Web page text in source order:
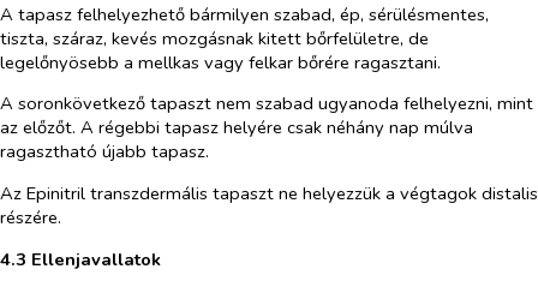
A tapasz felhelyezhető bármilyen szabad, ép, sérülésmentes,
tiszta, száraz, kevés mozgásnak kitett bőrfelületre, de
legelőnyösebb a mellkas vagy felkar bőrére ragasztani.
A soronkövetkező tapaszt nem szabad ugyanoda felhelyezni, mint
az előzőt. A régebbi tapasz helyére csak néhány nap múlva
ragasztható újabb tapasz.
Az Epinitril transzdermális tapaszt ne helyezzük a végtagok distalis
részére.
4.3 Ellenjavallatok